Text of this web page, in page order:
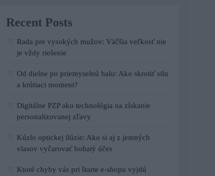
Recent Posts
Rada pre vysokých mužov: Väčšia veľkosť nie
je vždy riešenie
Od dielne po priemyselnú halu: Ako skrotiť silu
a krútiaci moment?
Digitálne PZP ako technológia na získanie
personalizovanej zľavy
Kúzlo optickej ilúzie: Ako si aj z jemných
vlasov vyčarovať bohatý účes
Ktoré chyby vás pri štarte e-shopu vyjdú